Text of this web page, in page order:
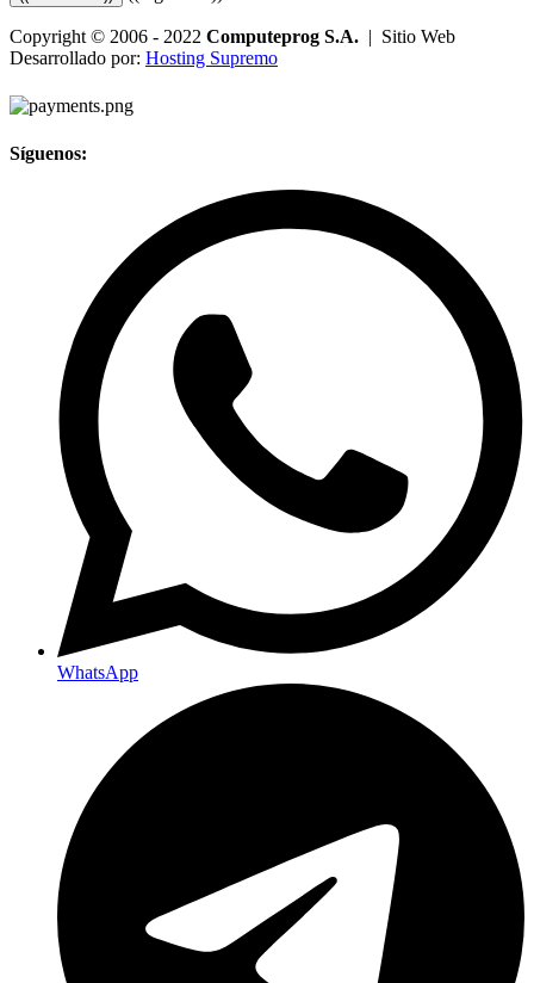
Copyright © 2006 - 2022 Computeprog S.A. | Sitio Web
Desarrollado por: Hosting Supremo
Síguenos:
WhatsApp